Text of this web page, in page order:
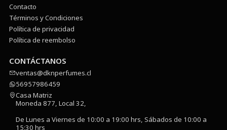
Contacto
Términos y Condiciones
Política de privacidad
Política de reembolso
CONTÁCTANOS
ventas@dknperfumes.cl
56957986459
Casa Matriz
Moneda 877, Local 32,
De Lunes a Viernes de 10:00 a 19:00 hrs, Sábados de 10:00 a
15:30 hrs